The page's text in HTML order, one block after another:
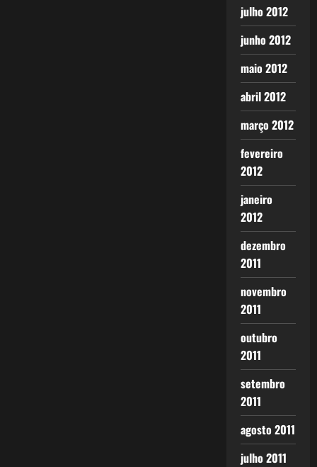
julho 2012
junho 2012
maio 2012
abril 2012
março 2012
fevereiro
2012
janeiro
2012
dezembro
2011
novembro
2011
outubro
2011
setembro
2011
agosto 2011
julho 2011